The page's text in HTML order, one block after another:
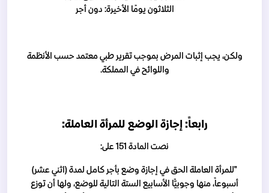
الثلاثون يومًا الأخيرة: دون أجر
ولكن، يجب إثبات المرض بموجب تقرير طبي معتمد حسب الأنظمة
واللوائح في المملكة.
رابعاً: إجازة الوضع للمرأة العاملة:
نصت المادة 151 على:
"للمرأة العاملة الحق في إجازة وضع بأجر كامل لمدة (اثني عشر)
أسبوعاً، منها وجوبيًّا الأسابيع الستة التالية للوضع، ولها أن توزع